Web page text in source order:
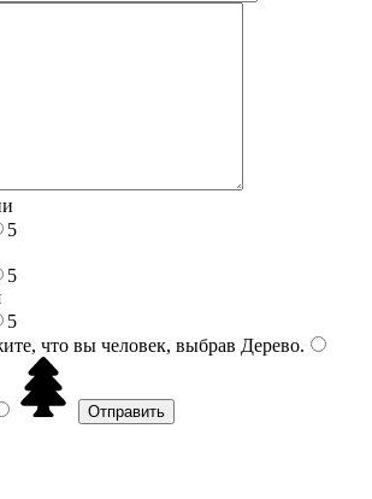
5
5
5
что вы человек, выбрав Дерево.